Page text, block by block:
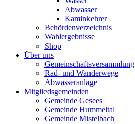
Abwasser
Kaminkehrer
Behördenverzeichnis
Wahlergebnisse
Shop
Über uns
Gemeinschaftsversammlung
Rad- und Wanderwege
Abwasseranlage
Mitgliedsgemeinden
Gemeinde Gesees
Gemeinde Hummeltal
Gemeinde Mistelbach